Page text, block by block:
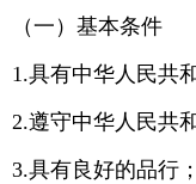
（一）基本条件
1.具有中华人民共
2.遵守中华人民共
3.具有良好的品行；